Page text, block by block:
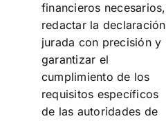
financieros necesarios,
redactar la declaración
jurada con precisión y
garantizar el
cumplimiento de los
requisitos específicos
de las autoridades de